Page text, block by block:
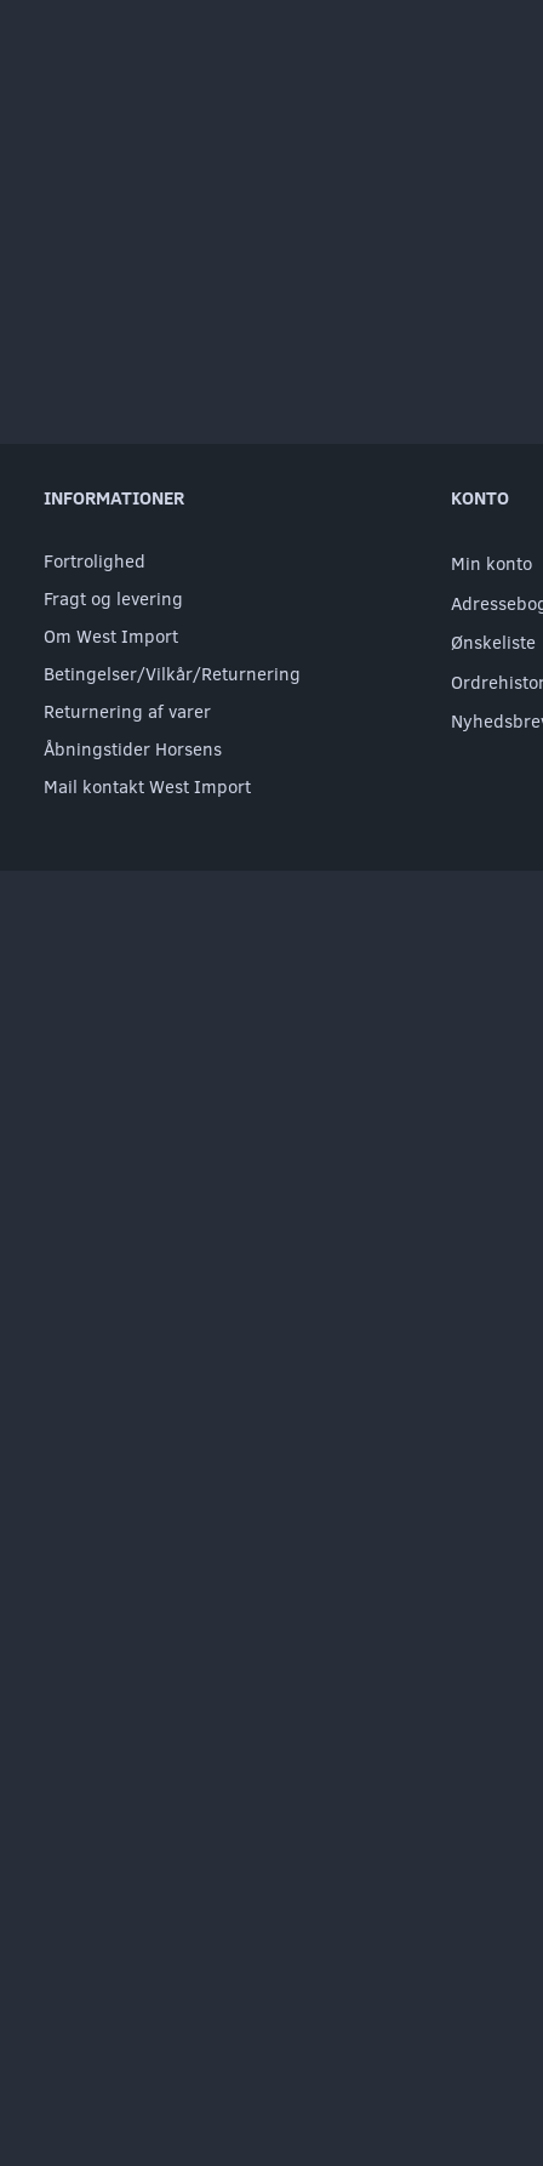
INFORMATIONER
Fortrolighed
Fragt og levering
Om West Import
Betingelser/Vilkår/Returnering
Returnering af varer
Åbningstider Horsens
Mail kontakt West Import
KONTO
Min konto
Ønskeliste